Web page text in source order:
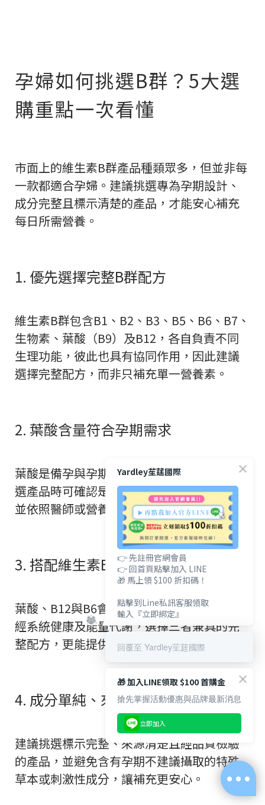
孕婦如何挑選B群？5大選
購重點一次看懂
市面上的維生素B群產品種類眾多，但並非每
一款都適合孕婦。建議挑選專為孕期設計、
成分完整且標示清楚的產品，才能安心補充
每日所需營養。
1. 優先選擇完整B群配方
維生素B群包含B1、B2、B3、B5、B6、B7、
生物素、葉酸（B9）及B12，各自負責不同
生理功能，彼此也具有協同作用，因此建議
選擇完整配方，而非只補充單一營養素。
2. 葉酸含量符合孕期需求
葉酸是備孕與孕期最重要的營養素之一，挑
選產品時可確認是否符合孕期建議攝取量，
並依照醫師或營養師建議補充。
3. 搭配維生素B12與B6
葉酸、B12與B6會共同參與紅血球形成、神
經系統健康及能量代謝，選擇三者兼具的完
整配方，更能提供全面性的營養支持。
4. 成分單純、來源透明
建議挑選標示完整、來源清楚且經品質檢驗
的產品，並避免含有孕期不建議攝取的特殊
草本或刺激性成分，讓補充更安心。
Yardley苼莛國際
👉 先註冊官網會員
👉 回首頁點擊加入 LINE
🎁 馬上領 $100 折扣碼！
點擊到Line私訊客服領取
輸入『立即綁定』
回覆至 Yardley苼莛國際
🎁 加入LINE領取 $100 首購金
搶先掌握活動優惠與品牌最新消息
立即加入